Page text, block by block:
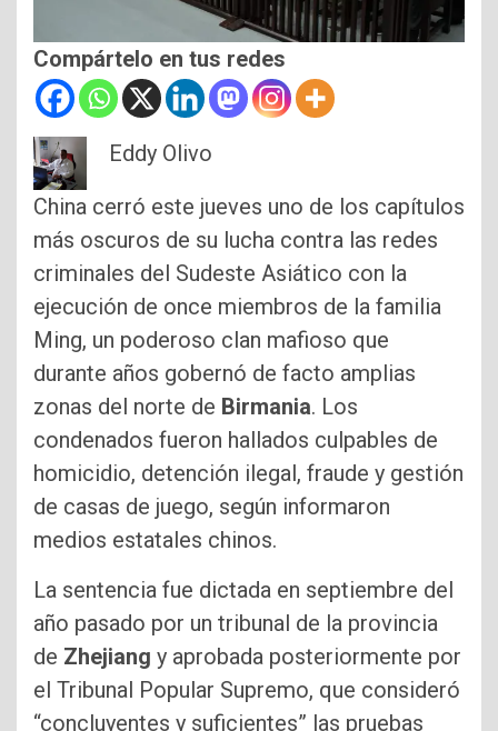
Compártelo en tus redes
Eddy Olivo
China cerró este jueves uno de los capítulos
más oscuros de su lucha contra las redes
criminales del Sudeste Asiático con la
ejecución de once miembros de la familia
Ming, un poderoso clan mafioso que
durante años gobernó de facto amplias
zonas del norte de Birmania. Los
condenados fueron hallados culpables de
homicidio, detención ilegal, fraude y gestión
de casas de juego, según informaron
medios estatales chinos.
La sentencia fue dictada en septiembre del
año pasado por un tribunal de la provincia
de Zhejiang y aprobada posteriormente por
el Tribunal Popular Supremo, que consideró
“concluyentes y suficientes” las pruebas